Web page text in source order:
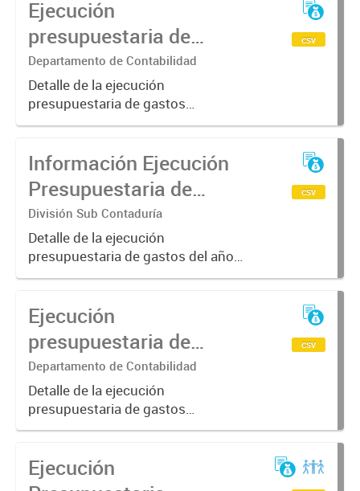
Ejecución
presupuestaria de
Gastos y Recursos
-2024-FTyC
Departamento de Contabilidad
Detalle de la ejecución
presupuestaria de gastos
acumulado al mes de Enero del año
csv
Información Ejecución
Presupuestaria de
Gastos - 2024 FTyC
División Sub Contaduría
Detalle de la ejecución
presupuestaria de gastos del año
2024
csv
Ejecución
presupuestaria de
Gastos 2022-FTyC
Departamento de Contabilidad
Detalle de la ejecución
presupuestaria de gastos
acumulado al mes de Abril del año
csv
Ejecución